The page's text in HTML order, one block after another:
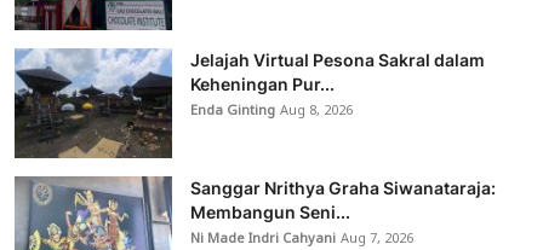
Jelajah Virtual Pesona Sakral dalam
Keheningan Pur...
Enda GintingAug 8, 2026
Sanggar Nrithya Graha Siwanataraja:
Membangun Seni...
Ni Made Indri CahyaniAug 7, 2026